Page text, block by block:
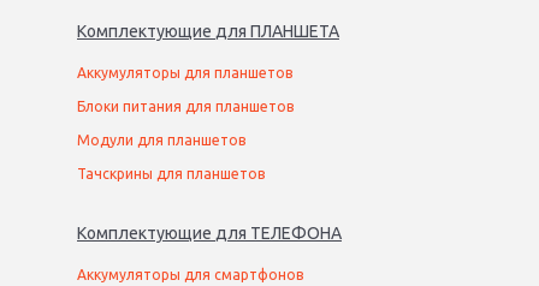
Комплектующие для ПЛАНШЕТА
Аккумуляторы для планшетов
Блоки питания для планшетов
Модули для планшетов
Тачскрины для планшетов
Комплектующие для ТЕЛЕФОНА
Аккумуляторы для смартфонов